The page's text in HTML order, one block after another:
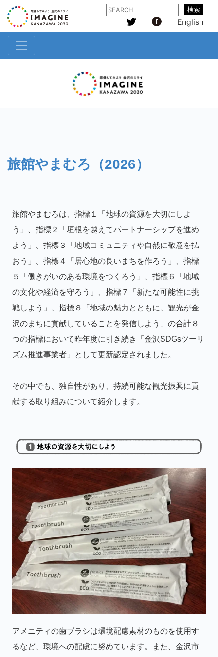
検索
English
旅館やまむろ（2026）
旅館やまむろは、指標１「地球の資源を大切にしよ
う」、指標２「垣根を越えてパートナーシップを進め
よう」、指標３「地域コミュニティや自然に敬意を払
おう」、指標４「居心地の良いまちを作ろう」、指標
５「働きがいのある環境をつくろう」、指標６「地域
の文化や経済を守ろう」、指標７「新たな可能性に挑
戦しよう」、指標８「地域の魅力とともに、観光が金
沢のまちに貢献していることを発信しよう」の合計８
つの指標において昨年度に引き続き「金沢SDGsツーリ
ズム推進事業者」として更新認定されました。
その中でも、独自性があり、持続可能な観光振興に貢
献する取り組みについて紹介します。
アメニティの歯ブラシは環境配慮素材のものを使用す
るなど、環境への配慮に努めています。また、金沢市